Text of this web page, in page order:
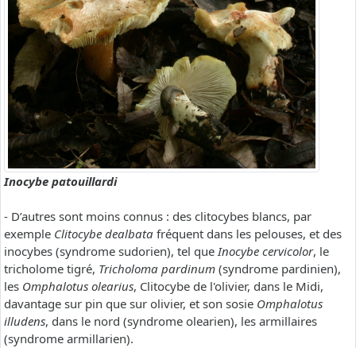
Inocybe patouillardi
- D’autres sont moins connus : des clitocybes blancs, par
exemple Clitocybe dealbata fréquent dans les pelouses, et des
inocybes (syndrome sudorien), tel queInocybe cervicolor, le
tricholome tigré, Tricholoma pardinum (syndrome pardinien),
les Omphalotus olearius, Clitocybe de l'olivier, dans le Midi,
davantage sur pin que sur olivier, et son sosie Omphalotus
illudens, dans le nord (syndrome olearien), les armillaires
(syndrome armillarien).